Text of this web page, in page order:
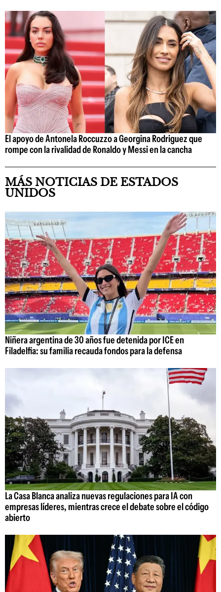
El apoyo de Antonela Roccuzzo a Georgina Rodriguez que
rompe con la rivalidad de Ronaldo y Messi en la cancha
MÁS NOTICIAS DE ESTADOS
UNIDOS
Niñera argentina de 30 años fue detenida por ICE en
Filadelfia: su familia recauda fondos para la defensa
La Casa Blanca analiza nuevas regulaciones para IA con
empresas líderes, mientras crece el debate sobre el código
abierto